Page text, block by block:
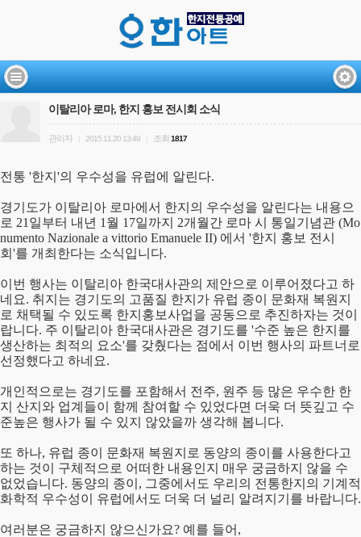
이탈리아 로마, 한지 홍보 전시회 소식
관리자 2015.11.20 13:49 조회 1817
전통 '한지'의 우수성을 유럽에 알린다.
경기도가 이탈리아 로마에서 한지의 우수성을 알린다는 내용으
로 21일부터 내년 1월 17일까지 2개월간 로마 시 통일기념관 (Mo
numento Nazionale a vittorio Emanuele II) 에서 '한지 홍보 전시
회'를 개최한다는 소식입니다.
이번 행사는 이탈리아 한국대사관의 제안으로 이루어졌다고 하
네요. 취지는 경기도의 고품질 한지가 유럽 종이 문화재 복원지
로 채택될 수 있도록 한지홍보사업을 공동으로 추진하자는 것이
랍니다. 주 이탈리아 한국대사관은 경기도를 '수준 높은 한지를
생산하는 최적의 요소'를 갖췄다는 점에서 이번 행사의 파트너로
선정했다고 하네요.
개인적으로는 경기도를 포함해서 전주, 원주 등 많은 우수한 한
지 산지와 업계들이 함께 참여할 수 있었다면 더욱 더 뜻깊고 수
준높은 행사가 될 수 있지 않았을까 생각해 봅니다.
또 하나, 유럽 종이 문화재 복원지로 동양의 종이를 사용한다고
하는 것이 구체적으로 어떠한 내용인지 매우 궁금하지 않을 수
없었습니다. 동양의 종이, 그중에서도 우리의 전통한지의 기계적
화학적 우수성이 유럽에서도 더욱 더 널리 알려지기를 바랍니다.
여러분은 궁금하지 않으신가요? 예를 들어,